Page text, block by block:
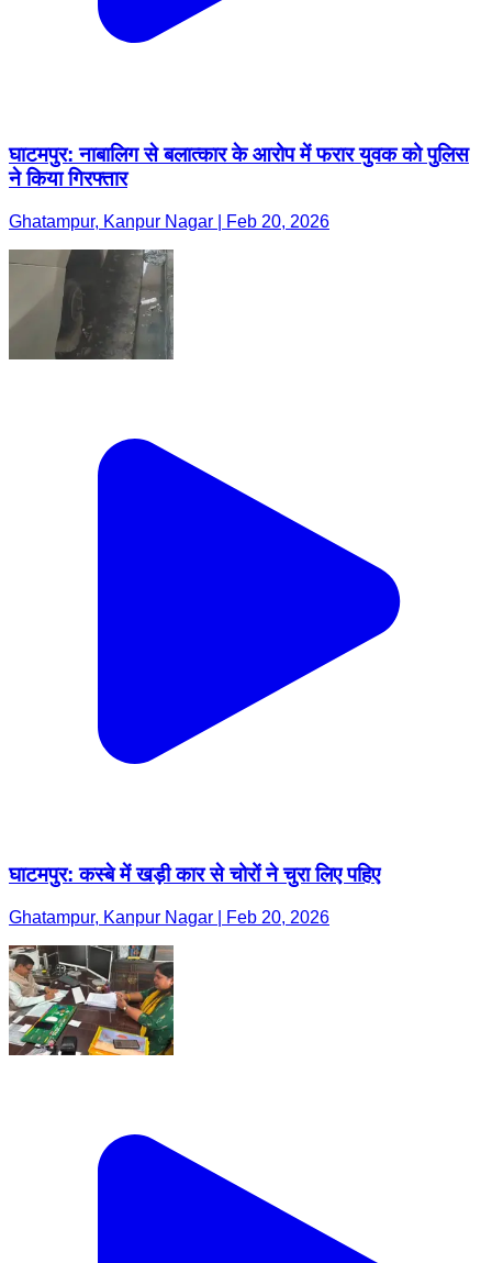
घाटमपुर: नाबालिग से बलात्कार के आरोप में फरार युवक को पुलिस
ने किया गिरफ्तार
Ghatampur, Kanpur Nagar | Feb 20, 2026
घाटमपुर: कस्बे में खड़ी कार से चोरों ने चुरा लिए पहिए
Ghatampur, Kanpur Nagar | Feb 20, 2026